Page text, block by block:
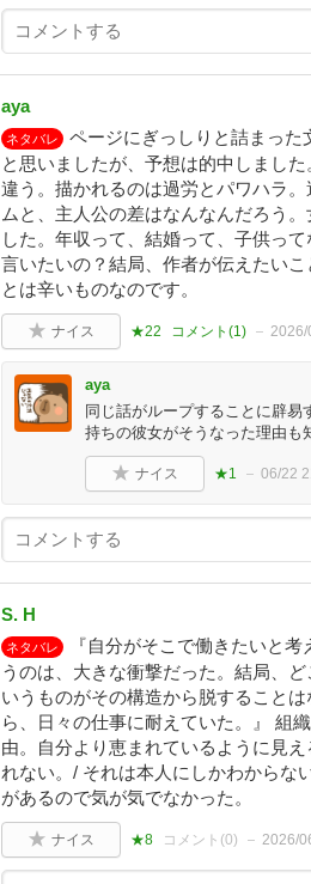
aya
ネタバレ
ページにぎっしりと詰まった
と思いましたが、予想は的中しまし
違う。描かれるのは過労とパワハラ
ムと、主人公の差はなんなんだろう
した。年収って、結婚って、子供っ
言いたいの？結局、作者が伝えたい
とは辛いものなのです。
ナイス ★22 コメント(1) 2026/
aya
同じ話がループすることに辟
持ちの彼女がそうなった理由も
ナイス ★1 06/22
S. H
ネタバレ
『自分がそこで働きたいと
うのは、大きな衝撃だった。結局、
いうものがその構造から脱すること
ら、日々の仕事に耐えていた。』 組
由。自分より恵まれているように見
れない。/ それは本人にしかわからな
があるので気が気でなかった。
ナイス ★8 コメント(0) 2026/